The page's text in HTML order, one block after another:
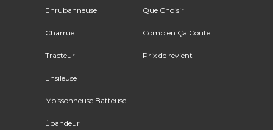
Enrubanneuse
Charrue
Tracteur
Ensileuse
Moissonneuse Batteuse
Épandeur
Que Choisir
Combien Ça Coûte
Prix de revient